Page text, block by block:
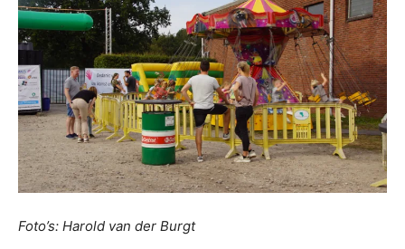
Foto’s: Harold van der Burgt